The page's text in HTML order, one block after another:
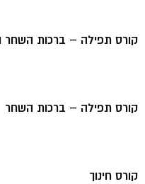
קורס תפילה – ברכות השחר
קורס תפילה – ברכות השחר
קורס חינוך